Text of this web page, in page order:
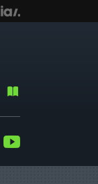
Instagram